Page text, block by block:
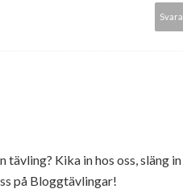
Svara
tävling? Kika in hos oss, släng in
på Bloggtävlingar!